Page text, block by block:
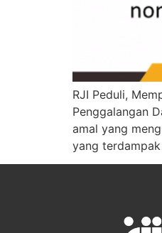
RJI Peduli,
Penggalangan
amal yang
yang